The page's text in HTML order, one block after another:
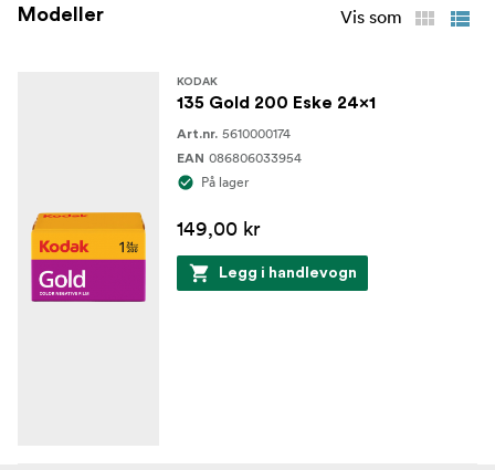
Modeller Vis som
KODAK
135 Gold 200 Eske 24x1
Art.nr. 5610000174
EAN 086806033954
På lager
149,00 kr
Legg i handlevogn